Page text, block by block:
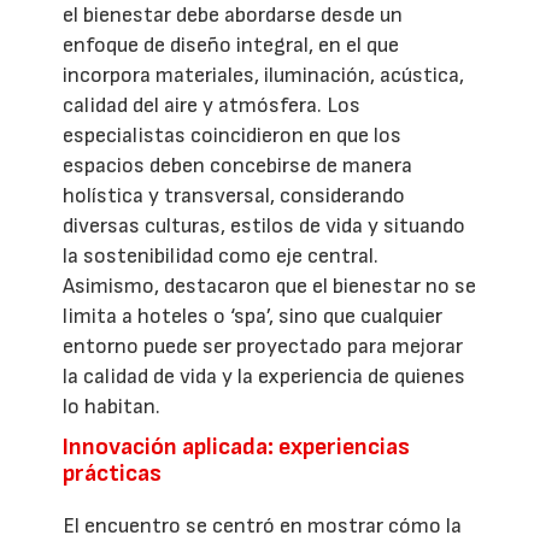
el bienestar debe abordarse desde un
enfoque de diseño integral, en el que
incorpora materiales, iluminación, acústica,
calidad del aire y atmósfera. Los
especialistas coincidieron en que los
espacios deben concebirse de manera
holística y transversal, considerando
diversas culturas, estilos de vida y situando
la sostenibilidad como eje central.
Asimismo, destacaron que el bienestar no se
limita a hoteles o ‘spa’, sino que cualquier
entorno puede ser proyectado para mejorar
la calidad de vida y la experiencia de quienes
lo habitan.
Innovación aplicada: experiencias
prácticas
El encuentro se centró en mostrar cómo la